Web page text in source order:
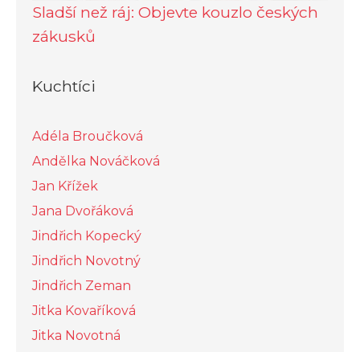
Sladší než ráj: Objevte kouzlo českých
zákusků
Kuchtíci
Adéla Broučková
Andělka Nováčková
Jan Křížek
Jana Dvořáková
Jindřich Kopecký
Jindřich Novotný
Jindřich Zeman
Jitka Kovaříková
Jitka Novotná